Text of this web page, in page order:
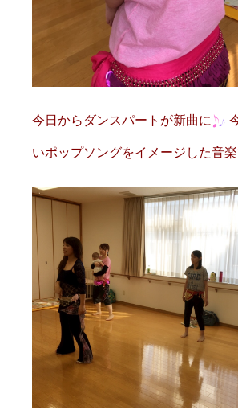
今日からダンスパートが新曲に
いポップソングをイメージした音